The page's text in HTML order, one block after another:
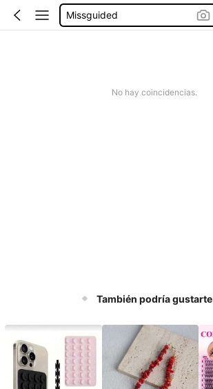
Missguided
No hay coincidencias.
También podría gustarte